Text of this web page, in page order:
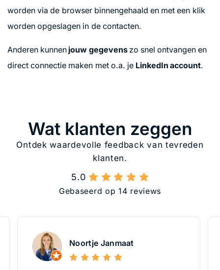
worden via de browser binnengehaald en met een klik
worden opgeslagen in de contacten.
Anderen kunnen jouw gegevens zo snel ontvangen en
direct connectie maken met o.a. je LinkedIn account.
Wat klanten zeggen
Ontdek waardevolle feedback van tevreden
klanten.
5.0
Gebaseerd op 14 reviews
Noortje Janmaat